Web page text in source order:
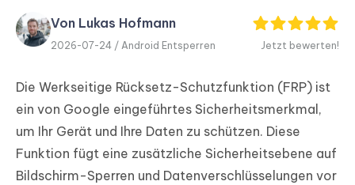
PDF
Editor
Neu
iAnyGo
Von Lukas Hofmann
2026-07-24 / Android Entsperren Jetzt bewerten!
Die Werkseitige Rücksetz-Schutzfunktion (FRP) ist
ein von Google eingeführtes Sicherheitsmerkmal,
um Ihr Gerät und Ihre Daten zu schützen. Diese
Funktion fügt eine zusätzliche Sicherheitsebene auf
Bildschirm-Sperren und Datenverschlüsselungen vor